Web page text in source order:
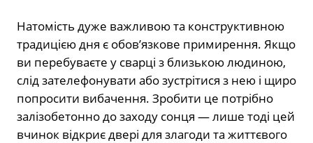
Натомість дуже важливою та конструктивною
традицією дня є обов’язкове примирення. Якщо
ви перебуваєте у сварці з близькою людиною,
слід зателефонувати або зустрітися з нею і щиро
попросити вибачення. Зробити це потрібно
залізобетонно до заходу сонця — лише тоді цей
вчинок відкриє двері для злагоди та життєвого